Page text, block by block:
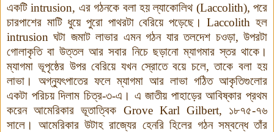
একটিintrusion, এর গঠনকে বলা হয় ল্যাকোলিথ (Laccolith), পরে
চারপাশের মাটি ধুয়ে পুরো পাথরটা বেরিয়ে পড়েছে।Laccolith হল
intrusionঘটা জমাট লাভার এমন গঠন যার তলদেশ চওড়া, উপরটা
গোলাকৃতি বা উত্তল আর সবার নিচে ছড়ানো ম্যাগমার স্তর থাকে ।
ম্যাগমা ভূপৃষ্ঠের উপর বেরিয়ে যখন স্রোতে বয়ে চলে, তাকে বলা হয়
লাভা। অগ্ন্যুৎপাতের ফলে ম্যাগমা আর লাভা গঠিত আকৃতিগুলোর
একটা পরিচয় দিলাম চিত্র-৩-এ। এ জাতীয় পাহাড়ের আবিষ্কার প্রথম
করেন আমেরিকার ভূতাত্বিক Grove Karl Gilbert, ১৮৭৫-৭৬
সালে। আমেরিকার উটাহ রাজ্যের হেনরি হিলের গঠন সম্বন্ধে তাঁর